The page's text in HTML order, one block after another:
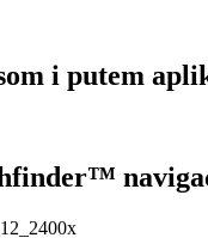
i putem